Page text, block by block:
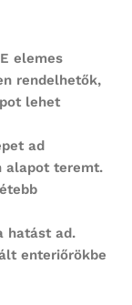
elemes
rendelhetők,
lehet
ad
alapot teremt.
hatást ad.
enteriőrökbe